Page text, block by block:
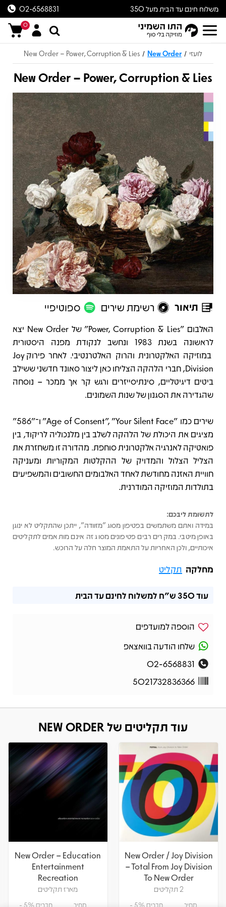
משלוח חינם עד הבית מעל 350
ש״ח
02-6568831
0
לועזי /
New Order
/
New Order – Power, Corruption & Lies
New Order – Power, Corruption & Lies
תיאור רשימת שירים ספוטיפיי
תיאור
האלבום "Power, Corruption & Lies" של New Order יצא
לראשונה בשנת 1983 ונחשב לנקודת מפנה היסטורית
במוזיקה האלקטרונית והרוק האלטרנטיבי. לאחר פירוק Joy
Division, חברי הלהקה הצליחו כאן ליצור סאונד חדשני ששילב
ביטים דיגיטליים, סינתיסייזרים ורגש קר אך ממכר – נוסחה
שהגדירה את הסגנון של שנות השמונים.
שירים כמו "Age of Consent", "Your Silent Face" ו־"586"
מציגים את היכולת של הלהקה לשלב בין מלנכוליה לריקוד, בין
פואטיקה לאנרגיה אלקטרונית סוחפת. מהדורה זו משחזרת את
הצליל הצלול והמדויק של ההקלטות המקוריות ומעניקה
חוויית האזנה מחודשת לאחד האלבומים החשובים והמשפיעים
בתולדות המוזיקה המודרנית.
לתשומת ליבכם:
במידה ואתם משתמשים בפטיפון מסוג "מזוודה", ייתכן שהתקליט לא ינוגן
באופן מיטבי. במקרים רבים פטיפונים מסוג זה אינם מותאמים לתקליטים
איכותיים, ולכן האחריות על התאמת המוצר חלה על הרוכש.
מחלקה תקליט
עוד350 ש"ח למשלוח לחינם עד הבית
הוספה למועדפים
שלחו הודעה בוואצאפ
02-6568831
5021732836366
עוד תקליטים של NEW ORDER
New Order / Joy Division
– Total From Joy Division
To New Order
2 תקליטים
מחיר חברים 5% -
New Order – Education
Entertainment
Recreation
מארז תקליטים
מחיר חברים 5% -